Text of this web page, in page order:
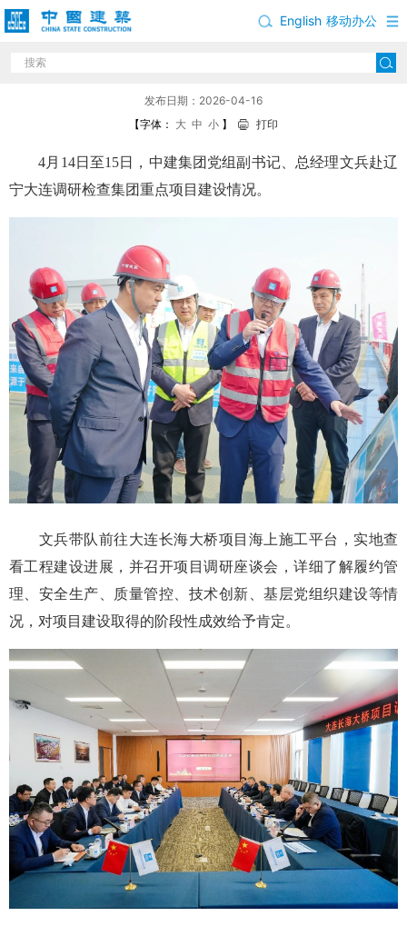
移动办公
English
文兵赴辽宁大连调研检查集团重点项目建设情况
发布日期：2026-04-16
【字体： 大 中 小 】 打印
4月14日至15日，中建集团党组副书记、总经理文兵赴辽
宁大连调研检查集团重点项目建设情况。
文兵带队前往大连长海大桥项目海上施工平台，实地查
看工程建设进展，并召开项目调研座谈会，详细了解履约管
理、安全生产、质量管控、技术创新、基层党组织建设等情
况，对项目建设取得的阶段性成效给予肯定。